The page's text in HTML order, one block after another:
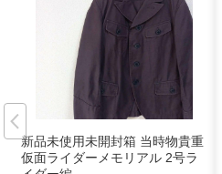
新品未使用未開封箱 当時物貴重
仮面ライダーメモリアル 2号ラ